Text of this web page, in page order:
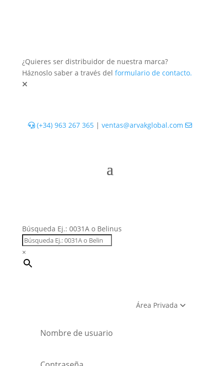
¿Quieres ser distribuidor de nuestra marca?
Háznoslo saber a través del formulario de contacto.
(+34) 963 267 365| ventas@arvakglobal.com
Búsqueda Ej.: 0031A o Belinus
×
Área Privada